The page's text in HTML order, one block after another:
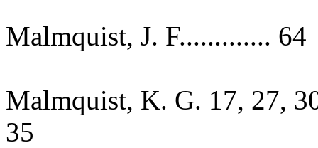
Malmquist, J. F............. 64
Malmquist, K. G. 17, 27,
35